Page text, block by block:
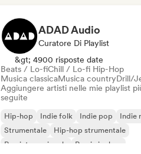
ADAD Audio
Curatore Di Playlist
&gt; 4900 risposte date
Beats / Lo-fiChill / Lo-fi Hip-Hop
Musica classicaMusica countryDrill/
Aggiungere artisti nelle mie playlist
seguite
Hip-hop Indie folk Indie pop
Indie
Strumentale
Hip-hop strumentale
Rap internazionale
Rap in inglese